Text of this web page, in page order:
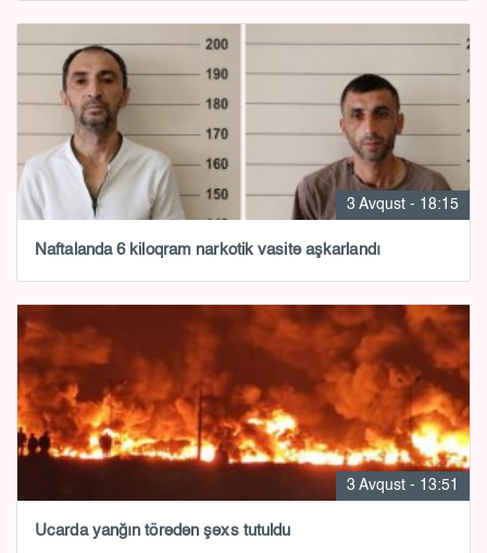
3 Avqust - 18:15
Naftalanda 6 kiloqram narkotik vasitə aşkarlandı
3 Avqust - 13:51
Ucarda yanğın törədən şəxs tutuldu